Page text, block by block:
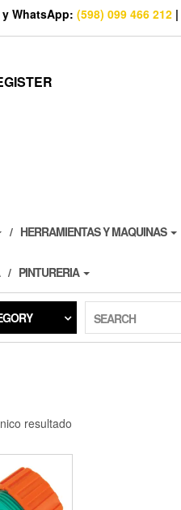
WhatsApp: (598) 099 466 212 |
HERRAMIENTAS Y MAQUINAS
PINTURERIA
SEARCH
resultado